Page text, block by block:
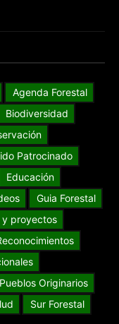
Agenda Forestal
Biodiversidad
Patrocinado
Educación
Guia Forestal
y proyectos
Pueblos Originarios
Sur Forestal